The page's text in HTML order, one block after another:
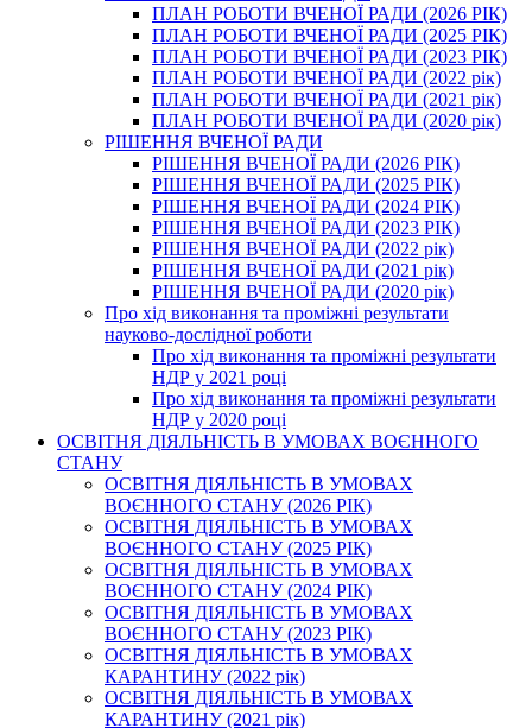
ПЛАН РОБОТИ ВЧЕНОЇ РАДИ (2026 РІК)
ПЛАН РОБОТИ ВЧЕНОЇ РАДИ (2025 РІК)
ПЛАН РОБОТИ ВЧЕНОЇ РАДИ (2023 РІК)
ПЛАН РОБОТИ ВЧЕНОЇ РАДИ (2022 рік)
ПЛАН РОБОТИ ВЧЕНОЇ РАДИ (2021 рік)
ПЛАН РОБОТИ ВЧЕНОЇ РАДИ (2020 рік)
РІШЕННЯ ВЧЕНОЇ РАДИ
РІШЕННЯ ВЧЕНОЇ РАДИ (2026 РІК)
РІШЕННЯ ВЧЕНОЇ РАДИ (2025 РІК)
РІШЕННЯ ВЧЕНОЇ РАДИ (2024 РІК)
РІШЕННЯ ВЧЕНОЇ РАДИ (2023 РІК)
РІШЕННЯ ВЧЕНОЇ РАДИ (2022 рік)
РІШЕННЯ ВЧЕНОЇ РАДИ (2021 рік)
РІШЕННЯ ВЧЕНОЇ РАДИ (2020 рік)
Про хід виконання та проміжні результати
науково-дослідної роботи
Про хід виконання та проміжні результати
НДР у 2021 році
Про хід виконання та проміжні результати
НДР у 2020 році
ОСВІТНЯ ДІЯЛЬНІСТЬ В УМОВАХ ВОЄННОГО
СТАНУ
ОСВІТНЯ ДІЯЛЬНІСТЬ В УМОВАХ
ВОЄННОГО СТАНУ (2026 РІК)
ОСВІТНЯ ДІЯЛЬНІСТЬ В УМОВАХ
ВОЄННОГО СТАНУ (2025 РІК)
ОСВІТНЯ ДІЯЛЬНІСТЬ В УМОВАХ
ВОЄННОГО СТАНУ (2024 РІК)
ОСВІТНЯ ДІЯЛЬНІСТЬ В УМОВАХ
ВОЄННОГО СТАНУ (2023 РІК)
ОСВІТНЯ ДІЯЛЬНІСТЬ В УМОВАХ
КАРАНТИНУ (2022 рік)
ОСВІТНЯ ДІЯЛЬНІСТЬ В УМОВАХ
КАРАНТИНУ (2021 рік)